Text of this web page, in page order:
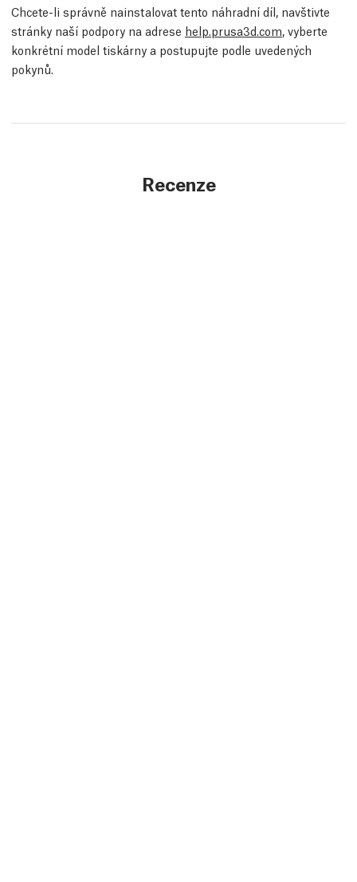
Chcete-li správně nainstalovat tento náhradní díl, navštivte
stránky naší podpory na adrese help.prusa3d.com, vyberte
konkrétní model tiskárny a postupujte podle uvedených
pokynů.
Recenze